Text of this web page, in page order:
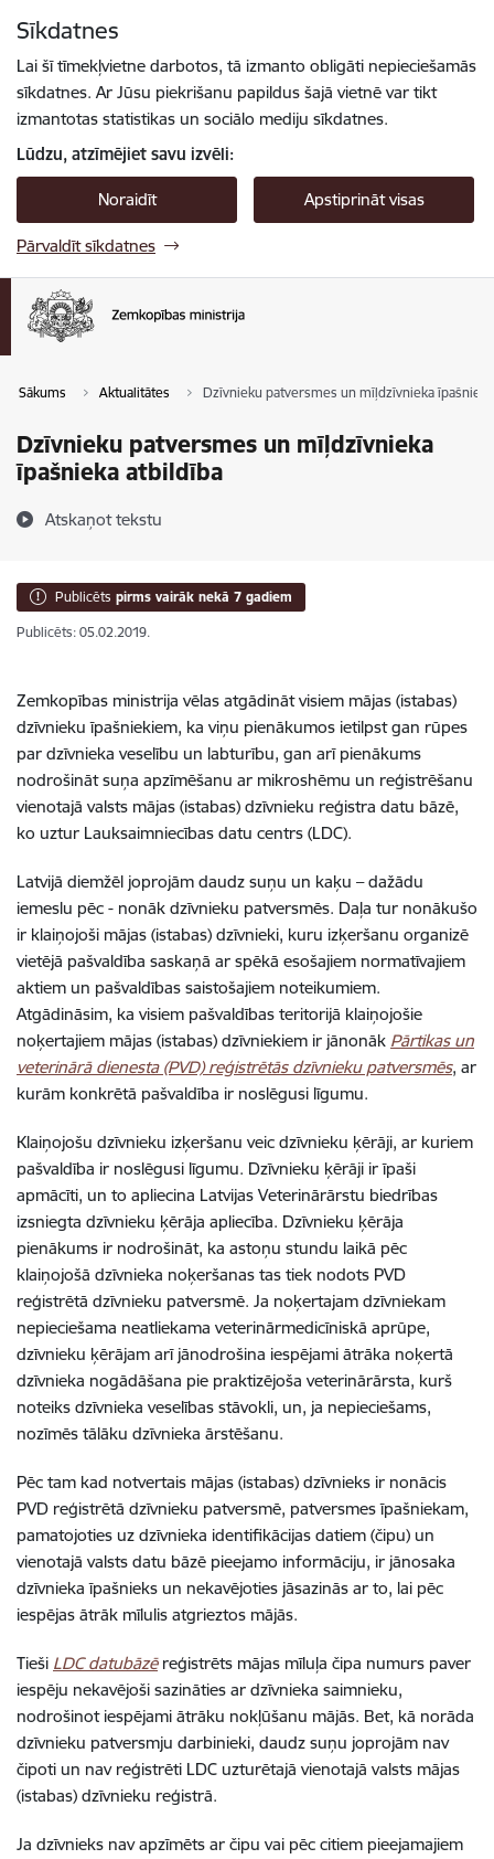
Sīkdatnes
Lai šī tīmekļvietne darbotos, tā izmanto obligāti nepieciešamās
sīkdatnes. Ar Jūsu piekrišanu papildus šajā vietnē var tikt
izmantotas statistikas un sociālo mediju sīkdatnes.
Lūdzu, atzīmējiet savu izvēli:
Noraidīt Apstiprināt visas
Pārvaldīt sīkdatnes
Sākums Aktualitātes Dzīvnieku patversmes un mīļdzīvnieka
Dzīvnieku patversmes un mīļdzīvnieka
īpašnieka atbildība
Atskaņot tekstu
Publicēts pirms vairāk nekā 7 gadiem
Publicēts: 05.02.2019.
Zemkopības ministrija vēlas atgādināt visiem mājas (istabas)
dzīvnieku īpašniekiem, ka viņu pienākumos ietilpst gan rūpes
par dzīvnieka veselību un labturību, gan arī pienākums
nodrošināt suņa apzīmēšanu ar mikroshēmu un reģistrēšanu
vienotajā valsts mājas (istabas) dzīvnieku reģistra datu bāzē,
ko uztur Lauksaimniecības datu centrs (LDC).
Latvijā diemžēl joprojām daudz suņu un kaķu – dažādu
iemeslu pēc - nonāk dzīvnieku patversmēs. Daļa tur nonākušo
ir klaiņojoši mājas (istabas) dzīvnieki, kuru izķeršanu organizē
vietējā pašvaldība saskaņā ar spēkā esošajiem normatīvajiem
aktiem un pašvaldības saistošajiem noteikumiem.
Atgādināsim, ka visiem pašvaldības teritorijā klaiņojošie
noķertajiem mājas (istabas) dzīvniekiem ir jānonāk Pārtikas un
veterinārā dienesta (PVD) reģistrētās dzīvnieku patversmēs, ar
kurām konkrētā pašvaldība ir noslēgusi līgumu.
Klaiņojošu dzīvnieku izķeršanu veic dzīvnieku ķērāji, ar kuriem
pašvaldība ir noslēgusi līgumu. Dzīvnieku ķērāji ir īpaši
apmācīti, un to apliecina Latvijas Veterinārārstu biedrības
izsniegta dzīvnieku ķērāja apliecība. Dzīvnieku ķērāja
pienākums ir nodrošināt, ka astoņu stundu laikā pēc
klaiņojošā dzīvnieka noķeršanas tas tiek nodots PVD
reģistrētā dzīvnieku patversmē. Ja noķertajam dzīvniekam
nepieciešama neatliekama veterinārmedicīniskā aprūpe,
dzīvnieku ķērājam arī jānodrošina iespējami ātrāka noķertā
dzīvnieka nogādāšana pie praktizējoša veterinārārsta, kurš
noteiks dzīvnieka veselības stāvokli, un, ja nepieciešams,
nozīmēs tālāku dzīvnieka ārstēšanu.
Pēc tam kad notvertais mājas (istabas) dzīvnieks ir nonācis
PVD reģistrētā dzīvnieku patversmē, patversmes īpašniekam,
pamatojoties uz dzīvnieka identifikācijas datiem (čipu) un
vienotajā valsts datu bāzē pieejamo informāciju, ir jānosaka
dzīvnieka īpašnieks un nekavējoties jāsazinās ar to, lai pēc
iespējas ātrāk mīlulis atgrieztos mājās.
Tieši LDC datubāzēreģistrēts mājas mīluļa čipa numurs paver
iespēju nekavējoši sazināties ar dzīvnieka saimnieku,
nodrošinot iespējami ātrāku nokļūšanu mājās. Bet, kā norāda
dzīvnieku patversmju darbinieki, daudz suņu joprojām nav
čipoti un nav reģistrēti LDC uzturētajā vienotajā valsts mājas
(istabas) dzīvnieku reģistrā.
Ja dzīvnieks nav apzīmēts ar čipu vai pēc citiem pieejamajiem